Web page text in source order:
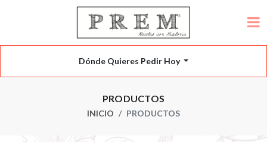
Dónde Quieres Pedir Hoy
PRODUCTOS
INICIO PRODUCTOS